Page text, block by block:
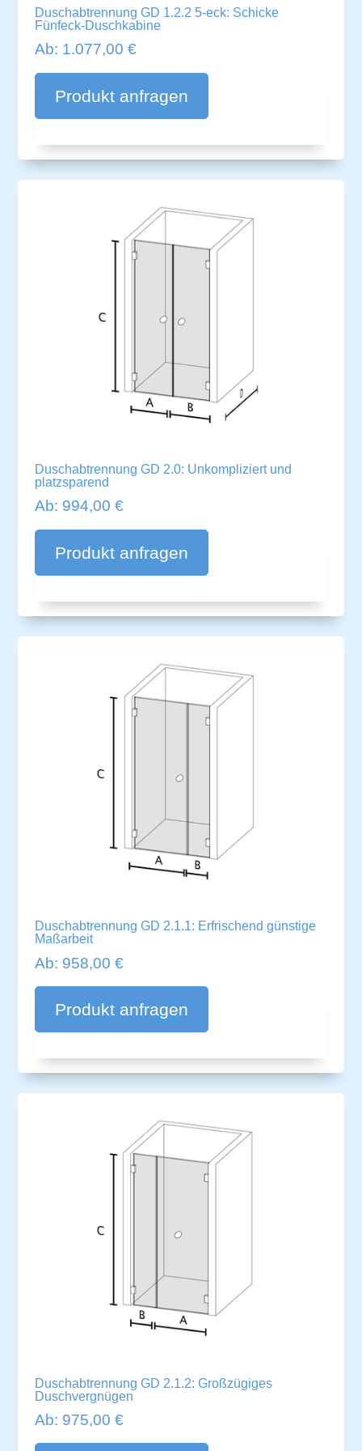
Duschabtrennung GD 1.2.2 5-eck: Schicke
Fünfeck-Duschkabine
Ab: 1.077,00 €
Produkt anfragen
A
r
a
ti
v
e
Duschabtrennung GD 2.0: Unkompliziert und
platzsparend
Ab: 994,00 €
Produkt anfragen
A
r
a
ti
v
e
Duschabtrennung GD 2.1.1: Erfrischend günstige
Maßarbeit
Ab: 958,00 €
Produkt anfragen
A
r
a
ti
v
e
Duschabtrennung GD 2.1.2: Großzügiges
Duschvergnügen
Ab: 975,00 €